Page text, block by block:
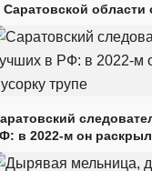
Саратовской области
в 2022-м он